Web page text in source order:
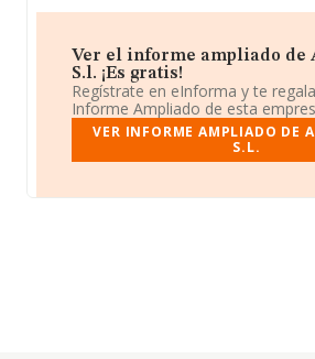
Ver el informe ampliado de
S.l. ¡Es gratis!
Regístrate en eInforma y te
Informe Ampliado de esta
VER INFORME AMPLIADO DE
S.L.